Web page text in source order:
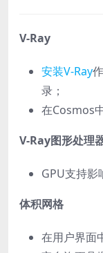
V-Ray
安装V-Ray
录；
在Cosmos
V-Ray图形处理
GPU支持影
体积网格
在用户界面